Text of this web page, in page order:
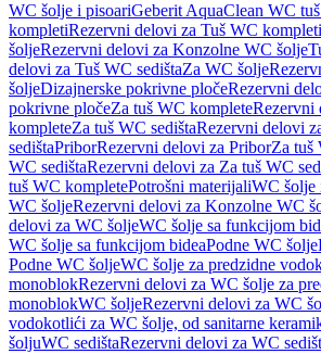
WC šolje i pisoariGeberit AquaClean WC
kompletiRezervni delovi za Tuš WC kompleti
šoljeRezervni delovi za Konzolne WC šolje
delovi za Tuš WC sedištaZa WC šolje
šoljeDizajnerske pokrivne pločeRezervni
pokrivne pločeZa tuš WC kompleteRezervni
kompleteZa tuš WC sedištaRezervni delovi
sedištaPriborRezervni delovi za PriborZa tuš
WC sedištaRezervni delovi za Za tuš WC
tuš WC kompletePotrošni materijaliWC šolje
WC šoljeRezervni delovi za Konzolne WC
delovi za WC šoljeWC šolje sa funkcijom
WC šolje sa funkcijom bideaPodne WC šolje
Podne WC šoljeWC šolje za predzidne
monoblokRezervni delovi za WC šolje za
monoblokWC šoljeRezervni delovi za WC
vodokotlići za WC šolje, od sanitarne
šoljuWC sedištaRezervni delovi za WC